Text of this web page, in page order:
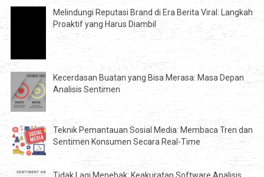
Melindungi Reputasi Brand di Era Berita Viral: Langkah
Proaktif yang Harus Diambil
Kecerdasan Buatan yang Bisa Merasa: Masa Depan
Analisis Sentimen
Teknik Pemantauan Sosial Media: Membaca Tren dan
Sentimen Konsumen Secara Real-Time
Tidak Lagi Menebak: Keakuratan Software Analisis